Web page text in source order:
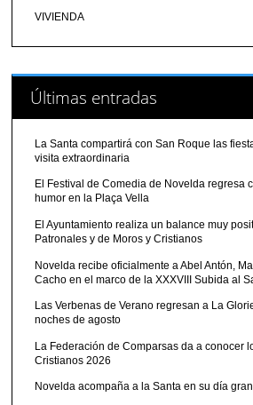
VIVIENDA
Últimas entradas
La Santa compartirá con San Roque las
visita extraordinaria
El Festival de Comedia de Novelda regresa
humor en la Plaça Vella
El Ayuntamiento realiza un balance muy
Patronales y de Moros y Cristianos
Novelda recibe oficialmente a Abel Antón,
Cacho en el marco de la XXXVIII Subida al
Las Verbenas de Verano regresan a La
noches de agosto
La Federación de Comparsas da a conocer
Cristianos 2026
Novelda acompaña a la Santa en su día